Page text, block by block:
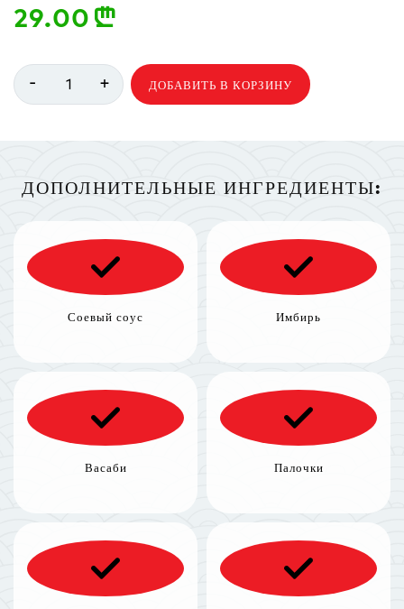
29.00 n
- 1 + ДОБАВИТЬ В КОРЗИНУ
ДОПОЛНИТЕЛЬНЫЕ ИНГРЕДИЕНТЫ:
Соевый соус Имбирь
Васаби Палочки